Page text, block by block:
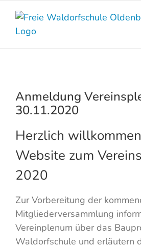
content
Anmeldung
30.11.2020
Herzlich
Website zum
2020
Zur Vorbereitung der
Mitgliederversammlung
Vereinplenum über das
Waldorfschule und erläutern